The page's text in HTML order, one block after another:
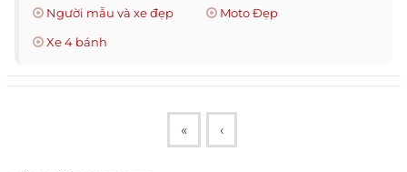
Người mẫu và xe đẹp
Moto Đẹp
Xe 4 bánh
« ‹